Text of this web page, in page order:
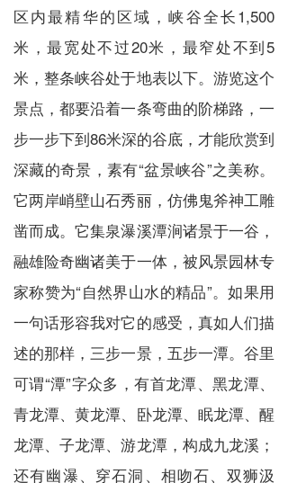
区内最精华的区域，峡谷全长1,500
米，最宽处不过20米，最窄处不到5
米，整条峡谷处于地表以下。游览这个
景点，都要沿着一条弯曲的阶梯路，一
步一步下到86米深的谷底，才能欣赏到
深藏的奇景，素有“盆景峡谷”之美称。
它两岸峭壁山石秀丽，仿佛鬼斧神工雕
凿而成。它集泉瀑溪潭涧诸景于一谷，
融雄险奇幽诸美于一体，被风景园林专
家称赞为“自然界山水的精品”。如果用
一句话形容我对它的感受，真如人们描
述的那样，三步一景，五步一潭。谷里
可谓“潭”字众多，有首龙潭、黑龙潭、
青龙潭、黄龙潭、卧龙潭、眠龙潭、醒
龙潭、子龙潭、游龙潭，构成九龙溪；
还有幽瀑、穿石洞、相吻石、双狮汲